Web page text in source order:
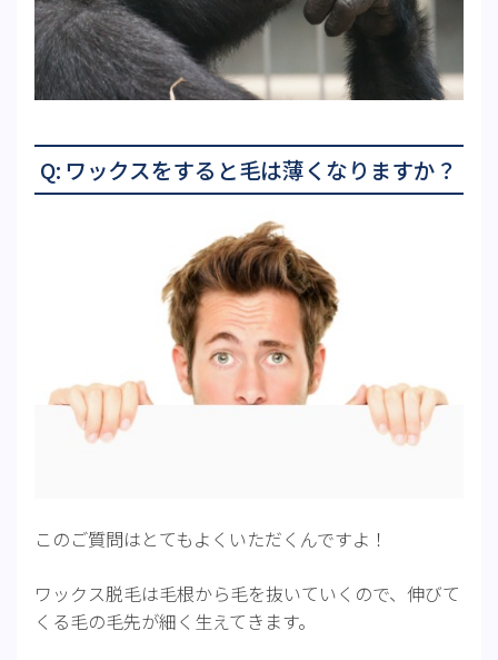
Q: ワックスをすると毛は薄くなりますか？
このご質問はとてもよくいただくんですよ！
ワックス脱毛は毛根から毛を抜いていくので、伸びて
くる毛の毛先が細く生えてきます。